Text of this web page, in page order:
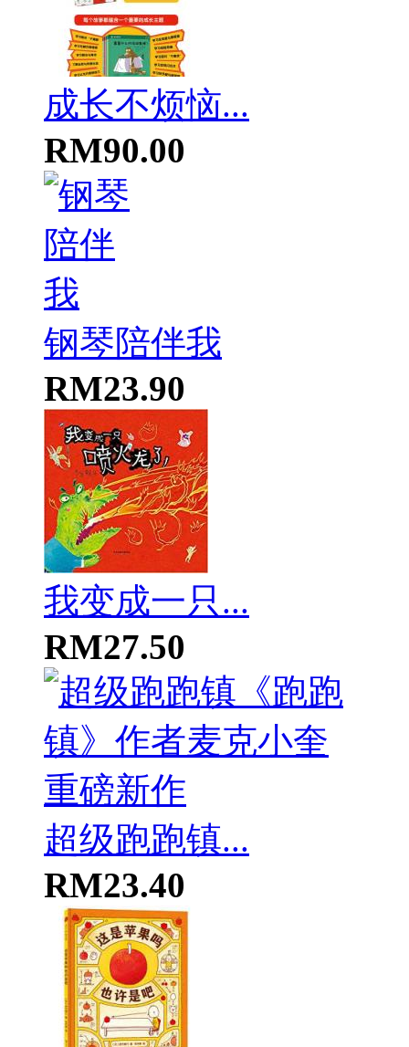
成长不烦恼...
RM90.00
钢琴陪伴我
RM23.90
我变成一只...
RM27.50
超级跑跑镇...
RM23.40